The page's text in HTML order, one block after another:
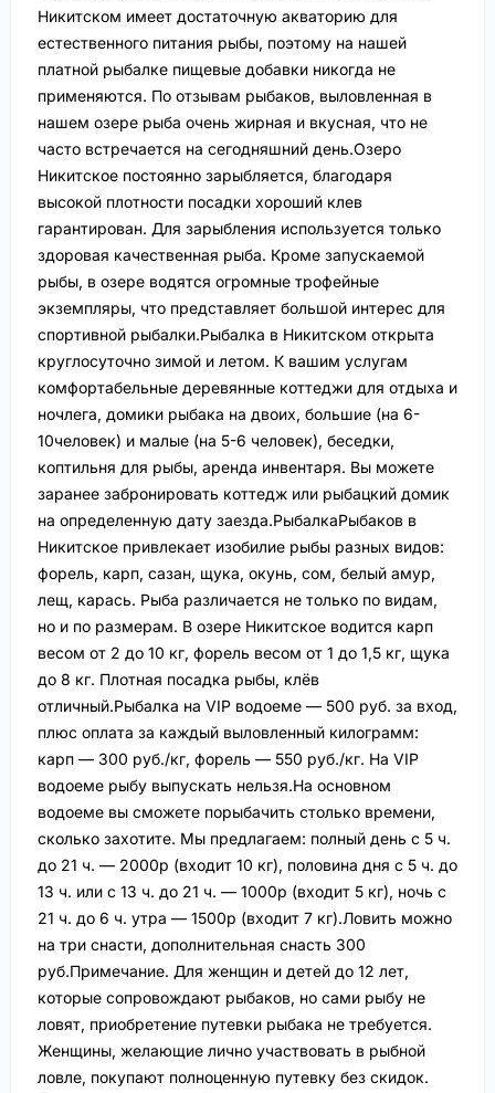
Никитском имеет достаточную акваторию для
естественного питания рыбы, поэтому на нашей
платной рыбалке пищевые добавки никогда не
применяются. По отзывам рыбаков, выловленная в
нашем озере рыба очень жирная и вкусная, что не
часто встречается на сегодняшний день.Озеро
Никитское постоянно зарыбляется, благодаря
высокой плотности посадки хороший клев
гарантирован. Для зарыбления используется только
здоровая качественная рыба. Кроме запускаемой
рыбы, в озере водятся огромные трофейные
экземпляры, что представляет большой интерес для
спортивной рыбалки.Рыбалка в Никитском открыта
круглосуточно зимой и летом. К вашим услугам
комфортабельные деревянные коттеджи для отдыха и
ночлега, домики рыбака на двоих, большие (на 6-
10человек) и малые (на 5-6 человек), беседки,
коптильня для рыбы, аренда инвентаря. Вы можете
заранее забронировать коттедж или рыбацкий домик
на определенную дату заезда.РыбалкаРыбаков в
Никитское привлекает изобилие рыбы разных видов:
форель, карп, сазан, щука, окунь, сом, белый амур,
лещ, карась. Рыба различается не только по видам,
но и по размерам. В озере Никитское водится карп
весом от 2 до 10 кг, форель весом от 1 до 1,5 кг, щука
до 8 кг. Плотная посадка рыбы, клёв
отличный.Рыбалка на VIP водоеме — 500 руб. за вход,
плюс оплата за каждый выловленный килограмм:
карп — 300 руб./кг, форель — 550 руб./кг. На VIP
водоеме рыбу выпускать нельзя.На основном
водоеме вы сможете порыбачить столько времени,
сколько захотите. Мы предлагаем: полный день с 5 ч.
до 21 ч. — 2000р (входит 10 кг), половина дня с 5 ч. до
13 ч. или с 13 ч. до 21 ч. — 1000р (входит 5 кг), ночь с
21 ч. до 6 ч. утра — 1500р (входит 7 кг).Ловить можно
на три снасти, дополнительная снасть 300
руб.Примечание. Для женщин и детей до 12 лет,
которые сопровождают рыбаков, но сами рыбу не
ловят, приобретение путевки рыбака не требуется.
Женщины, желающие лично участвовать в рыбной
ловле, покупают полноценную путевку без скидок.